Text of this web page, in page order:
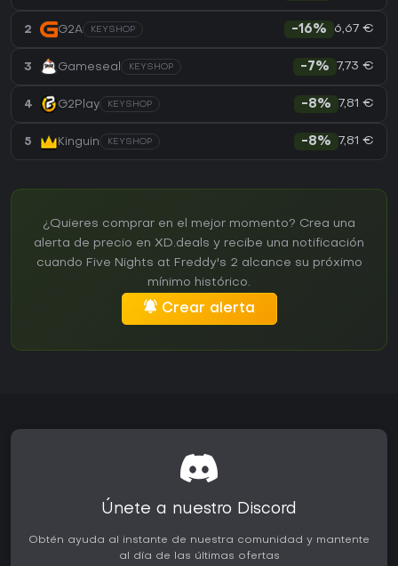
2 G2A KEYSHOP -16% 6,67 €
3 Gameseal KEYSHOP -7% 7,73 €
4 G2Play KEYSHOP -8% 7,81 €
5 Kinguin KEYSHOP -8% 7,81 €
¿Quieres comprar en el mejor momento? Crea una
alerta de precio en XD.deals y recibe una notificación
cuando Five Nights at Freddy's 2 alcance su próximo
mínimo histórico.
Crear alerta
Únete a nuestro Discord
Obtén ayuda al instante de nuestra comunidad y mantente
al día de las últimas ofertas